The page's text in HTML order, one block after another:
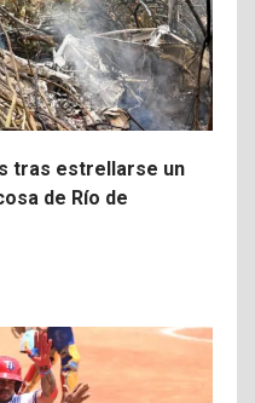
tras estrellarse un
de Río de